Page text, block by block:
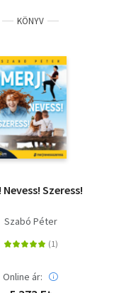
KÖNYV
Nevess! Szeress!
Szabó Péter
Online ár: